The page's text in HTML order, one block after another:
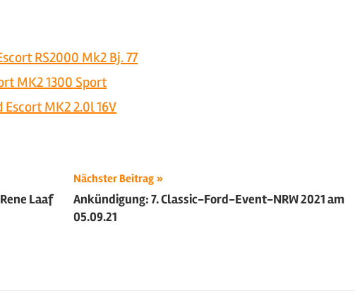
RS2000 Mk2 Bj. 77
MK2 1300 Sport
MK2 2.0l 16V
Laaf
Nächster Beitrag
Ankündigung: 7. Classic-Ford-Event-NRW 2021 am
05.09.21